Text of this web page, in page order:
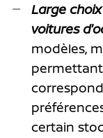
Large
voitures
modèles,
certain